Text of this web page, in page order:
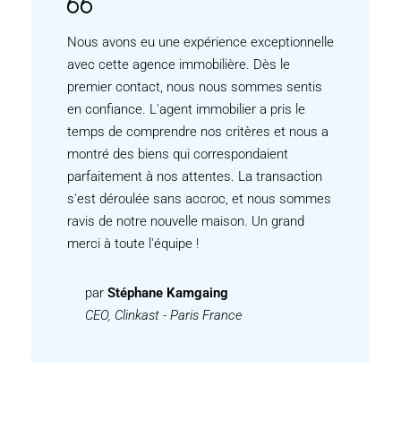
Nous avons eu une expérience exceptionnelle
avec cette agence immobilière. Dès le
premier contact, nous nous sommes sentis
en confiance. L'agent immobilier a pris le
temps de comprendre nos critères et nous a
montré des biens qui correspondaient
parfaitement à nos attentes. La transaction
s'est déroulée sans accroc, et nous sommes
ravis de notre nouvelle maison. Un grand
merci à toute l'équipe !
par Stéphane Kamgaing
CEO, Clinkast - Paris France